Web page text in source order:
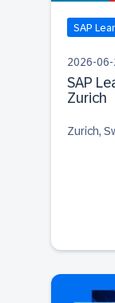
SAP
2026-
SAP
Zurich
Zurich,